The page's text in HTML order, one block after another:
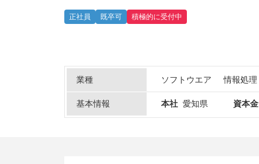
正社員 既卒可 積極的に受付中
業種 ソフトウエア 情報処理
基本情報 本社 愛知県 資本金